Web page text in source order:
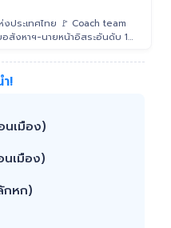
🚩 Coach team
สังหาฯ-นายหน้าอิสระอันดับ 1
!
นเมือง)
นเมือง)
กหก)